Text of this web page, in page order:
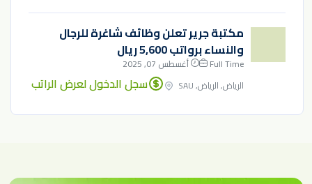
مكتبة جرير تعلن وظائف شاغرة للرجال
والنساء برواتب 5,600 ريال
Full Time
أغسطس 07, 2025
الرياض, الرياض, SAU
سجل الدخول لعرض الراتب